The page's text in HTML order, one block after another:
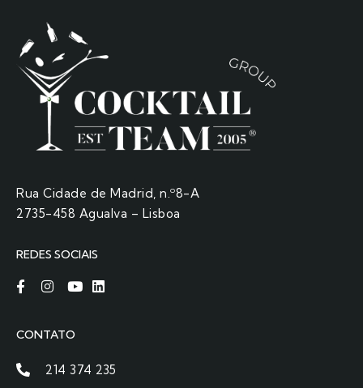
Rua Cidade de Madrid, n.º8-A
2735-458 Agualva – Lisboa
REDES SOCIAIS
CONTATO
214 374 235